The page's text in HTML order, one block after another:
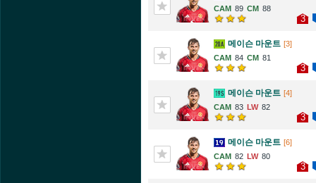
89
88
3
메이슨 마운트 [3]
84
81
3
메이슨 마운트 [4]
83
82
3
메이슨 마운트 [6]
82
80
3